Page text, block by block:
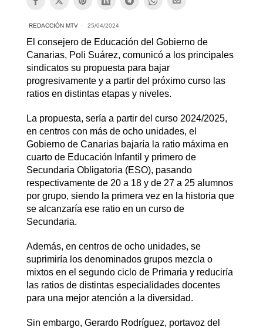
REDACCIÓN MTV 25/04/2024
El consejero de Educación del Gobierno de
Canarias, Poli Suárez, comunicó a los principales
sindicatos su propuesta para bajar
progresivamente y a partir del próximo curso las
ratios en distintas etapas y niveles.
La propuesta, sería a partir del curso 2024/2025,
en centros con más de ocho unidades, el
Gobierno de Canarias bajaría la ratio máxima en
cuarto de Educación Infantil y primero de
Secundaria Obligatoria (ESO), pasando
respectivamente de 20 a 18 y de 27 a 25 alumnos
por grupo, siendo la primera vez en la historia que
se alcanzaría ese ratio en un curso de
Secundaria.
Además, en centros de ocho unidades, se
suprimiría los denominados grupos mezcla o
mixtos en el segundo ciclo de Primaria y reduciría
las ratios de distintas especialidades docentes
para una mejor atención a la diversidad.
Sin embargo, Gerardo Rodríguez, portavoz del